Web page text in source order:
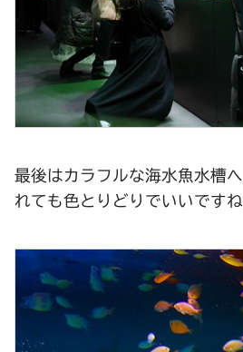
最後はカラフルな海水魚水槽
れても色とりどりでいいですね